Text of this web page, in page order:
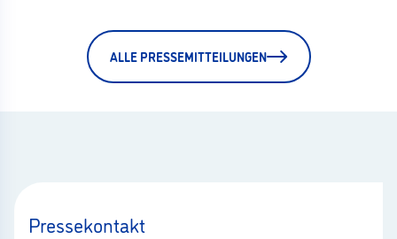
ALLE PRESSEMITTEILUNGEN
Pressekontakt